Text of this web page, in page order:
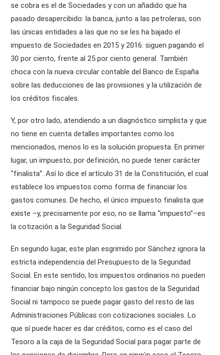
se cobra es el de Sociedades y con un añadido que ha
pasado desapercibido: la banca, junto a las petroleras, son
las únicas entidades a las que no se les ha bajado el
impuesto de Sociedades en 2015 y 2016: siguen pagando el
30 por ciento, frente al 25 por ciento general. También
choca con la nueva circular contable del Banco de España
sobre las deducciones de las provisiones y la utilización de
los créditos fiscales.
Y, por otro lado, atendiendo a un diagnóstico simplista y que
no tiene en cuenta detalles importantes como los
mencionados, menos lo es la solución propuesta. En primer
lugar, un impuesto, por definición, no puede tener carácter
“finalista”. Así lo dice el artículo 31 de la Constitución, el cual
establece los impuestos como forma de financiar los
gastos comunes. De hecho, el único impuesto finalista que
existe –y, precisamente por eso, no se llama “impuesto”–es
la cotización a la Seguridad Social.
En segundo lugar, este plan esgrimido por Sánchez ignora la
estricta independencia del Presupuesto de la Seguridad
Social. En este sentido, los impuestos ordinarios no pueden
financiar bajo ningún concepto los gastos de la Seguridad
Social ni tampoco se puede pagar gasto del resto de las
Administraciones Públicas con cotizaciones sociales. Lo
que sí puede hacer es dar créditos, como es el caso del
Tesoro a la caja de la Seguridad Social para pagar parte de